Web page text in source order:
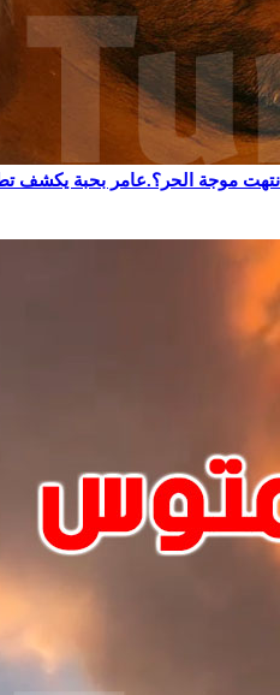
موجة الحر؟.عامر بحبة يكشف